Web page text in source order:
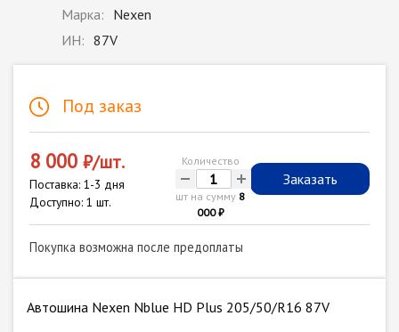
Марка: Nexen
ИН: 87V
Под заказ
8 000 ₽/шт.
Поставка: 1-3 дня
Доступно: 1 шт.
Количество
- +
шт на сумму 8
000 ₽
Заказать
Покупка возможна после предоплаты
Автошина Nexen Nblue HD Plus 205/50/R16 87V